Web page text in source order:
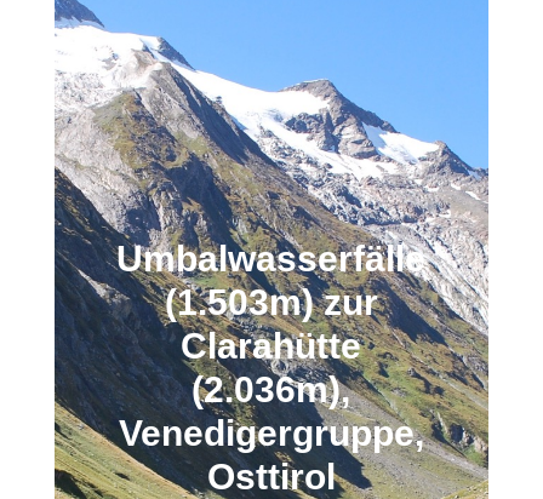
Umbalwasserfälle
(1.503m) zur
Clarahütte
(2.036m),
Venedigergruppe,
Osttirol